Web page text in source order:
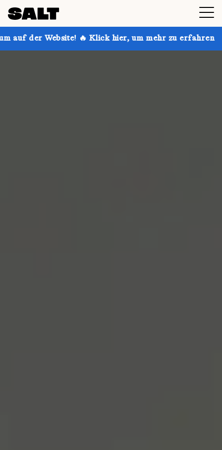
🔥 Klick hier, um mehr zu erfahren Hol dir bis